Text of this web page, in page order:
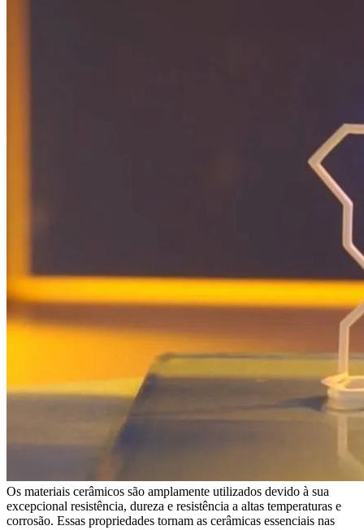
Os materiais cerâmicos são amplamente utilizados devido à sua
excepcional resistência, dureza e resistência a altas temperaturas e
corrosão. Essas propriedades tornam as cerâmicas essenciais nas